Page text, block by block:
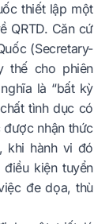
thiết lập một
QRTD. Căn cứ
(Secretary-
thế cho phiên
là “bất kỳ
tình dục có
nhận thức
khi hành vi đó
kiện tuyển
đe dọa, thù